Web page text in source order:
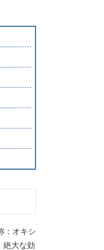
：オキシ
絶大な効